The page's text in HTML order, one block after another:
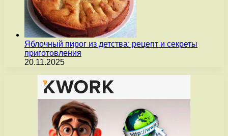
Яблочный пирог из детства: рецепт и секреты
приготовления
20.11.2025